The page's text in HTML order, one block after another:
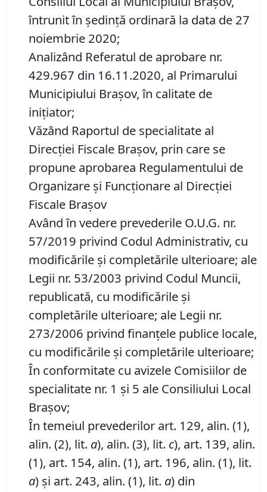
întrunit în ședință ordinară la data de 27
noiembrie 2020;
Analizând Referatul de aprobare nr.
429.967 din 16.11.2020, al Primarului
Municipiului Braşov, în calitate de
inițiator;
Văzând Raportul de specialitate al
Direcţiei Fiscale Braşov, prin care se
propune aprobarea Regulamentului de
Organizare și Funcționare al Direcției
Fiscale Brașov
Având în vedere prevederile O.U.G. nr.
57/2019 privind Codul Administrativ, cu
modificările şi completările ulterioare; ale
Legii nr. 53/2003 privind Codul Muncii,
republicată, cu modificările şi
completările ulterioare; ale Legii nr.
273/2006 privind finanţele publice locale,
cu modificările şi completările ulterioare;
În conformitate cu avizele Comisiilor de
specialitate nr. 1 și 5 ale Consiliului Local
Brașov;
În temeiul prevederilor art. 129, alin. (1),
alin. (2), lit. a), alin. (3), lit. c), art. 139, alin.
(1), art. 154, alin. (1), art. 196, alin. (1), lit.
a) și art. 243, alin. (1), lit. a) din